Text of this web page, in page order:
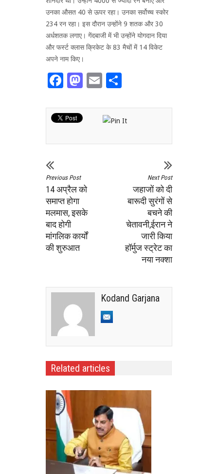
उनका औसत 40 से ऊपर रहा। उनका सर्वोच्च स्कोर
234 रन रहा। इस दौरान उन्होंने 9 शतक और 30
अर्धशतक लगाए। गेंदबाजी में भी उन्होंने योगदान दिया
और फर्स्ट क्लास क्रिकेट के 83 मैचों में 14 विकेट
अपने नाम किए।
Facebook
Mastodon
Email
Previous Post
14 अप्रैल को
समाप्त होगा
मलमास, इसके
बाद होगी
मांगलिक कार्यों
की शुरुआत
Next Post
जहाजों को दी
बारूदी सुरंगों से
बचने की
चेतावनी,ईरान ने
जारी किया
हॉर्मुज स्ट्रेट का
नया नक्शा
Kodand Garjana
Related articles